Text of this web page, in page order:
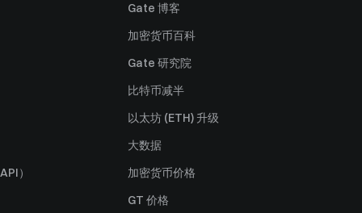
）
Gate 博客
加密货币百科
Gate 研究院
比特币减半
以太坊 (ETH) 升级
大数据
加密货币价格
GT 价格